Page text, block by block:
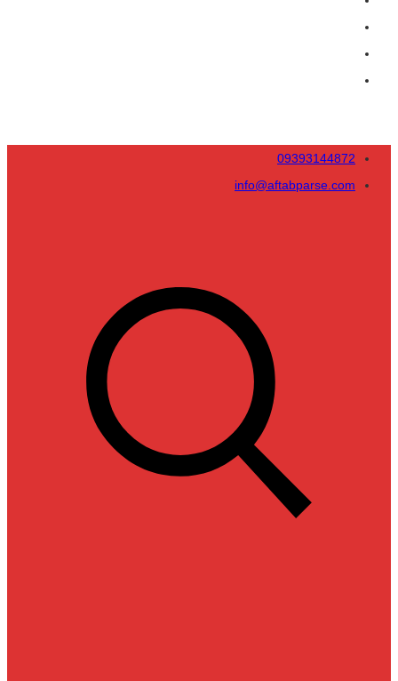
09393144872
info@aftabparse.com